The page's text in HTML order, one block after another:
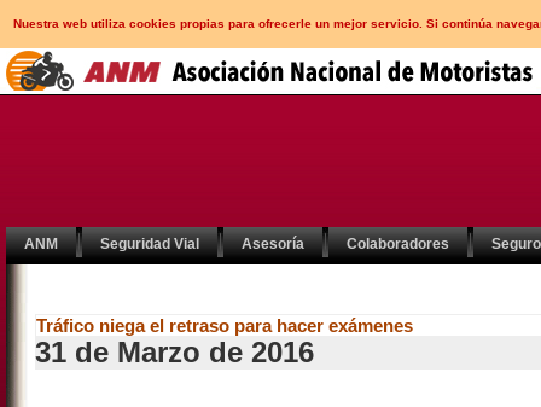
Nuestra web utiliza cookies propias para ofrecerle un mejor servicio. Si continúa
ANM Seguridad Vial Asesoría Colaboradores
Tráfico niega el retraso para hacer exámenes
31 de Marzo de 2016